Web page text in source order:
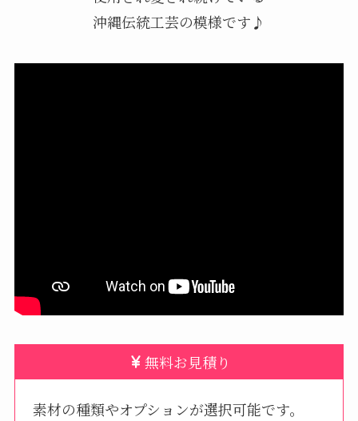
沖縄伝統工芸の模様です♪
無料お見積り
素材の種類やオプションが選択可能です。